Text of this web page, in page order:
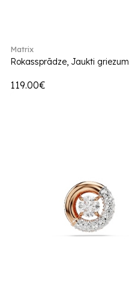
Matrix
Rokassprādze, Jaukti
119.00€